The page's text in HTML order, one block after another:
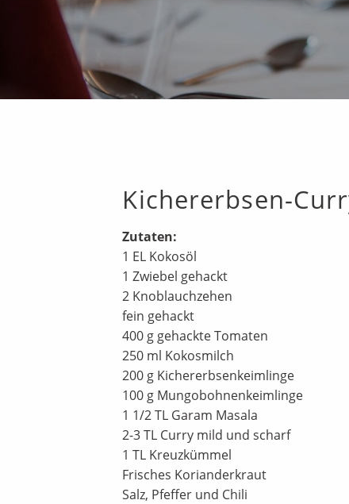
Kichererbsen-
Zutaten:
1 EL Kokosöl
1 Zwiebel gehackt
2 Knoblauchzehen
fein gehackt
400 g gehackte Tomaten
250 ml Kokosmilch
200 g Kichererbsenkeimlinge
100 g Mungobohnenkeimlinge
1 1/2 TL Garam Masala
2-3 TL Curry mild und scharf
1 TL Kreuzkümmel
Frisches Korianderkraut
Salz, Pfeffer und Chili